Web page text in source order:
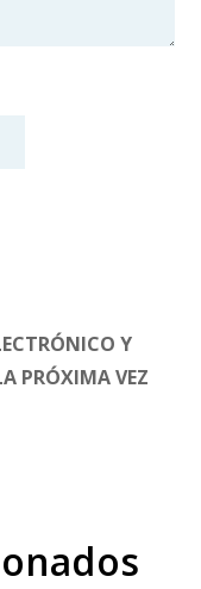
Y
PRÓXIMA VEZ